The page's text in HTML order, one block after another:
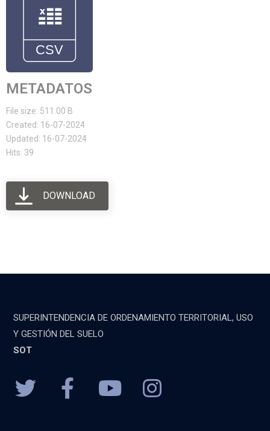
METADATOS
File size: 511.00 B
Created: 16-07-2024
Updated: 16-07-2024
Hits: 39
DOWNLOAD
SUPERINTENDENCIA DE ORDENAMIENTO TERRITORIAL, USO
Y GESTIÓN DEL SUELO
SOT